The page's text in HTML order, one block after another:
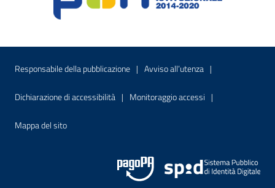
Menu di servizio
Responsabile della pubblicazione Sito interno - Apre in una nuova
Avviso all’utenza Sito interno -
Dichiarazione di accessibilità Sito interno - Apre in una nuova finestra
Monitoraggio accessi Sito interno -
Mappa del sitoSito interno - Apre nella stessa finestra